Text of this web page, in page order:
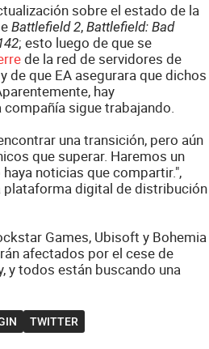
sobre el estado de la
Battlefield 2, Battlefield: Bad
; esto luego de que se
de la red de servidores de
de que EA asegurara que dichos
hay
sigue trabajando.
una transición, pero aún
que superar. Haremos un
noticias que compartir.",
plataforma digital de distribución
Games, Ubisoft y Bohemia
afectados por el cese de
y todos están buscando una
TWITTER